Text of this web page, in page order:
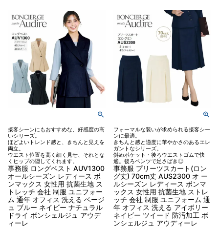
接客シーンにもおすすめな、好感度の高
いシリーズ。
ほどよいトレンド感と、きちんと見えを
両立。
ウエスト位置を高く細く見せ、それとな
くヒップの隠してくれます。
事務服 ロングベスト AUV1300
オールシーズン レディース ボ
ンマックス 女性用 抗菌生地 ス
トレッチ 会社 制服 ユニフォー
ム 通年 オフィス 洗える ベージ
ュ ブルー ネイビー ナチュラル
ドライ ボンシェルジュ アウデ
ィーレ
フォーマルな装いが求められる接客シー
ンに最適。
きちんと感と適度に華やかさのあるエレ
ガントなシリーズ。
斜めポケット・後ろウエストゴムで快
適。後ろベンツで足さばき◎
事務服 プリーツスカート(ロン
グ丈) 70cm丈 AUS2300 オ ー
ルシーズン レディース ボンマ
ックス 女性用 抗菌生地 ストレ
ッチ 会社 制服 ユニフォーム 通
年 オフィス 洗える アイボリー
ネイビー ツイード 防汚加工 ボ
ンシェルジュ アウディーレ